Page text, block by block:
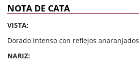
NOTA DE CATA
VISTA:
Dorado intenso con reflejos anaranjados
NARIZ: